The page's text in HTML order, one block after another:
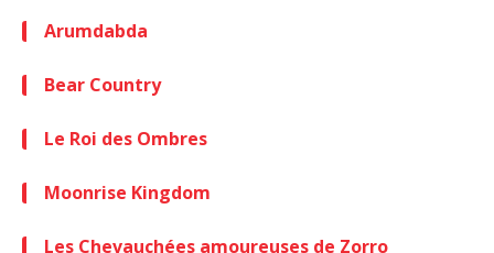
Arumdabda
Bear Country
Le Roi des Ombres
Moonrise Kingdom
Les Chevauchées amoureuses de Zorro